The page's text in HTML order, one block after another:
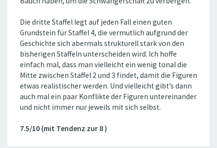
Die dritte Staffel legt auf jeden Fall einen guten
Grundstein für Staffel 4, die vermutlich aufgrund der
Geschichte sich abermals strukturell stark von den
bisherigen Staffeln unterscheiden wird. Ich hoffe
einfach mal, dass man vielleicht ein wenig tonal die
Mitte zwischen Staffel 2 und 3 findet, damit die Figuren
etwas realistischer werden. Und vielleicht gibt’s dann
auch mal ein paar Konflikte der Figuren untereinander
und nicht immer nur jeweils mit sich selbst.
7.5/10 (mit Tendenz zur 8 )